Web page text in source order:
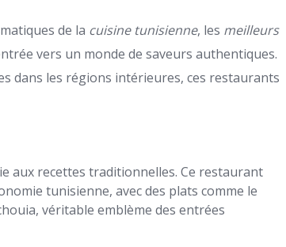
de la cuisine tunisienne, les meilleurs
vers un monde de saveurs authentiques.
dans les régions intérieures, ces restaurants
aux recettes traditionnelles. Ce restaurant
tunisienne, avec des plats comme le
véritable emblème des entrées